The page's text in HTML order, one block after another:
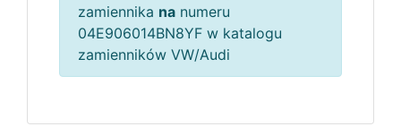
zamiennika na numeru
04E906014BN8YF w katalogu
zamienników VW/Audi